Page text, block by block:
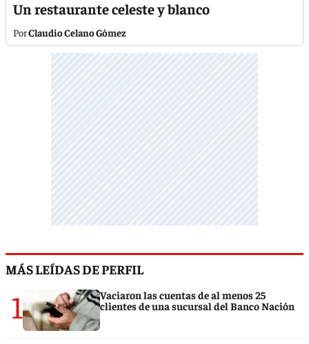
Un restaurante celeste y blanco
Claudio Celano Gómez
MÁS LEÍDAS DE PERFIL
1
Vaciaron las cuentas de al menos 25
clientes de una sucursal del Banco Nación